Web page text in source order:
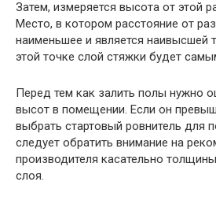
Затем, измеряется высота от этой
Место, в котором расстояние от
наименьшее и является наивысшей
этой точке слой стяжки будет
Перед тем как залить полы нужно
высот в помещении. Если он
выбрать стартовый ровнитель для
следует обратить внимание на
производителя касательно
слоя.